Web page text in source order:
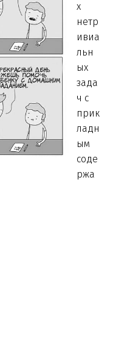
х
нетр
ивиа
льн
ых
зада
ч с
прик
ладн
ым
соде
ржа